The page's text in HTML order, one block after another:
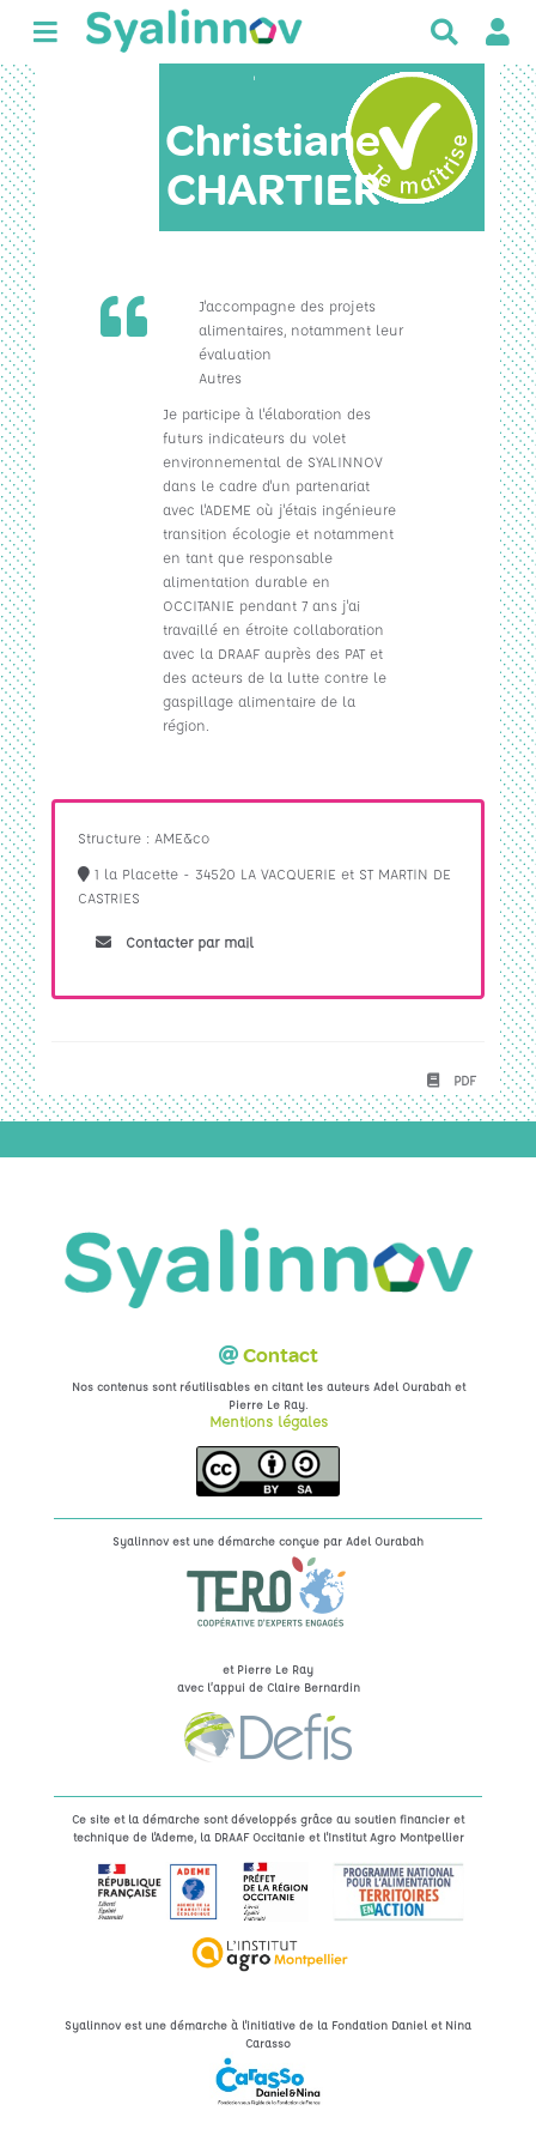
c
h
e
r
c
e
'
Christiane
CHARTIER
J'accompagne des projets
alimentaires, notamment leur
évaluation
Autres
Je participe à l'élaboration des
futurs indicateurs du volet
environnemental de SYALINNOV
dans le cadre d'un partenariat
avec l'ADEME où j'étais ingénieure
transition écologie et notamment
en tant que responsable
alimentation durable en
OCCITANIE pendant 7 ans j'ai
travaillé en étroite collaboration
avec la DRAAF auprès des PAT et
des acteurs de la lutte contre le
gaspillage alimentaire de la
région.
Structure : AME&co
1 la Placette - 34520 LA VACQUERIE et ST MARTIN DE
CASTRIES
Contacter par mail
PDF
Contact
Nos contenus sont réutilisables en citant les auteurs Adel Ourabah et
Pierre Le Ray.
Mentions légales
Syalinnov est une démarche conçue par Adel Ourabah
et Pierre Le Ray
avec l’appui de Claire Bernardin
Ce site et la démarche sont développés grâce au soutien financier et
technique de l'Ademe, la DRAAF Occitanie et l'Institut Agro Montpellier
Syalinnov est une démarche à l'initiative de la Fondation Daniel et Nina
Carasso